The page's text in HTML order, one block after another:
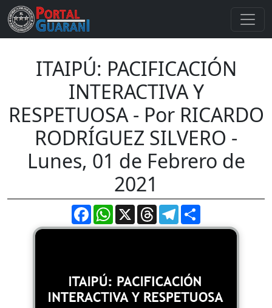
ITAIPÚ: PACIFICACIÓN
INTERACTIVA Y
RESPETUOSA - Por RICARDO
RODRÍGUEZ SILVERO -
Lunes, 01 de Febrero de
2021
FacebookWhatsApp
X ThreadsTelegram